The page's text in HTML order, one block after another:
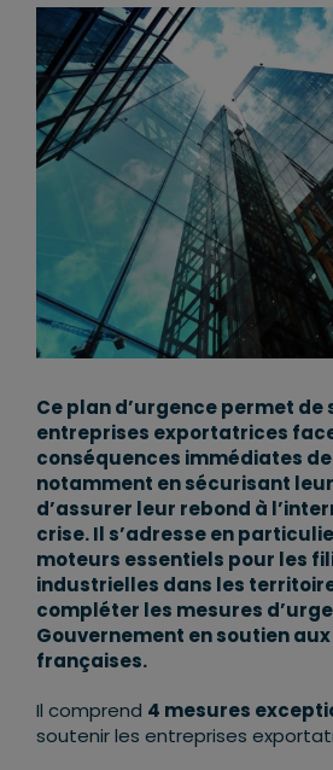
Ce plan d’urgence permet de
entreprises exportatrices
conséquences immédiates
notamment en sécurisant
d’assurer leur rebond à
crise. Il s’adresse en
moteurs essentiels pour les
industrielles dans les
compléter les mesures
Gouvernement en soutien
françaises.
Il comprend 4 mesures
soutenir les entreprises